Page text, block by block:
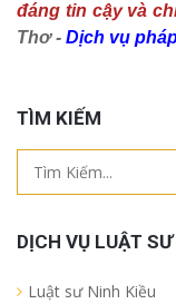
đáng tin cậy và
Thơ - Dịch vụ
TÌM KIẾM
DỊCH VỤ LUẬT SƯ
Luật sư Ninh Kiều